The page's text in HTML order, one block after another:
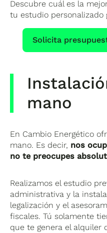
Descubre cuál es la
tu estudio
Solicita
mano
En Cambio Energético
mano. Es decir, nos
no te preocupes
Realizamos el estudio
administrativa y la
legalización y el
fiscales. Tú solamente
que te genera el alquiler